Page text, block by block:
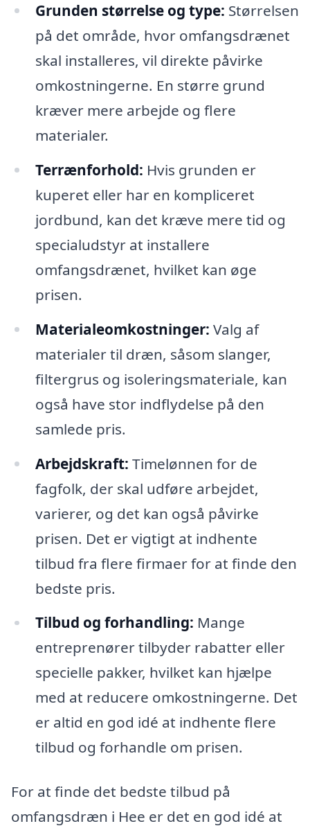
Grunden størrelse og type: Størrelsen
på det område, hvor omfangsdrænet
skal installeres, vil direkte påvirke
omkostningerne. En større grund
kræver mere arbejde og flere
materialer.
Terrænforhold: Hvis grunden er
kuperet eller har en kompliceret
jordbund, kan det kræve mere tid og
specialudstyr at installere
omfangsdrænet, hvilket kan øge
prisen.
Materialeomkostninger: Valg af
materialer til dræn, såsom slanger,
filtergrus og isoleringsmateriale, kan
også have stor indflydelse på den
samlede pris.
Arbejdskraft: Timelønnen for de
fagfolk, der skal udføre arbejdet,
varierer, og det kan også påvirke
prisen. Det er vigtigt at indhente
tilbud fra flere firmaer for at finde den
bedste pris.
Tilbud og forhandling: Mange
entreprenører tilbyder rabatter eller
specielle pakker, hvilket kan hjælpe
med at reducere omkostningerne. Det
er altid en god idé at indhente flere
tilbud og forhandle om prisen.
For at finde det bedste tilbud på
omfangsdræn i Hee er det en god idé at